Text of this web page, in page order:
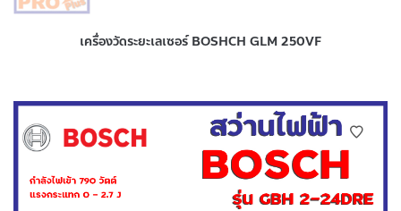
เครื่องวัดระยะเลเซอร์ BOSHCH GLM 250VF